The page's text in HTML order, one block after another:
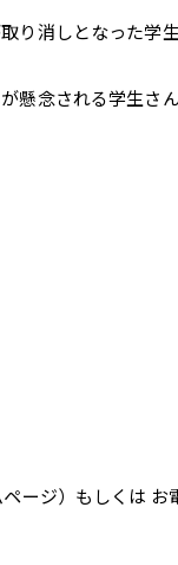
り消しとなった学
懸念される学生さ
ージ）もしくは お